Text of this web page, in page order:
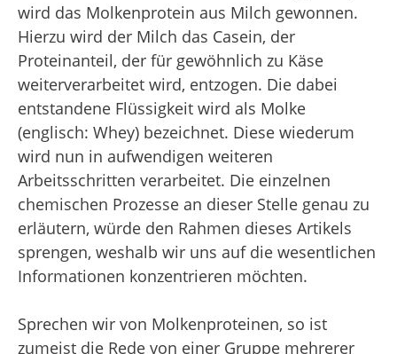
wird das Molkenprotein aus Milch gewonnen.
Hierzu wird der Milch das Casein, der
Proteinanteil, der für gewöhnlich zu Käse
weiterverarbeitet wird, entzogen. Die dabei
entstandene Flüssigkeit wird als Molke
(englisch: Whey) bezeichnet. Diese wiederum
wird nun in aufwendigen weiteren
Arbeitsschritten verarbeitet. Die einzelnen
chemischen Prozesse an dieser Stelle genau zu
erläutern, würde den Rahmen dieses Artikels
sprengen, weshalb wir uns auf die wesentlichen
Informationen konzentrieren möchten.
Sprechen wir von Molkenproteinen, so ist
zumeist die Rede von einer Gruppe mehrerer